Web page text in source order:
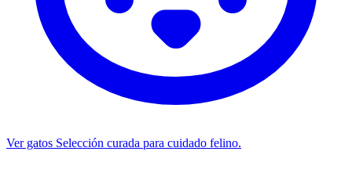
Ver gatos Selección curada para cuidado felino.